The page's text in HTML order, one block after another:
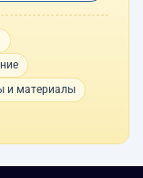
и материалы